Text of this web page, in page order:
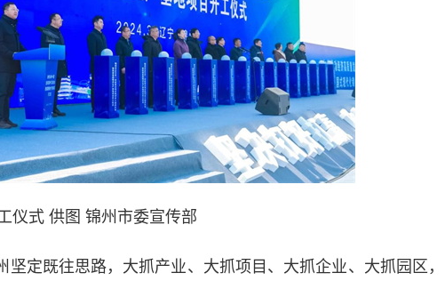
仪式 供图 锦州市委宣传部
既往思路，大抓产业、大抓项目、大抓企业、大抓园区，